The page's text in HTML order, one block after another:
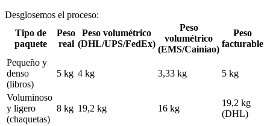
Desglosemos el proceso:
Tipo de
paquete
Peso
real
Peso volumétrico
(DHL/UPS/FedEx)
Peso
volumétrico
(EMS/Cainiao)
Peso
facturable
Pequeño y
denso
(libros)
5 kg 4 kg 3,33 kg 5 kg
Voluminoso
y ligero
(chaquetas)
8 kg 19,2 kg 16 kg
19,2 kg
(DHL)